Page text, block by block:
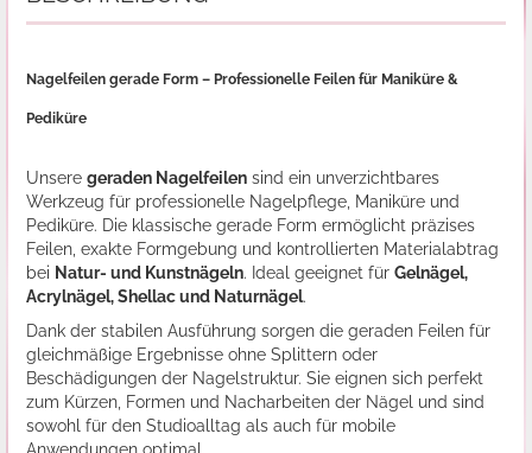
Nagelfeilen gerade Form – Professionelle Feilen für Maniküre &
Pediküre
Unsere geraden Nagelfeilen sind ein unverzichtbares
Werkzeug für professionelle Nagelpflege, Maniküre und
Pediküre. Die klassische gerade Form ermöglicht präzises
Feilen, exakte Formgebung und kontrollierten Materialabtrag
bei Natur- und Kunstnägeln. Ideal geeignet für Gelnägel,
Acrylnägel, Shellac und Naturnägel.
Dank der stabilen Ausführung sorgen die geraden Feilen für
gleichmäßige Ergebnisse ohne Splittern oder
Beschädigungen der Nagelstruktur. Sie eignen sich perfekt
zum Kürzen, Formen und Nacharbeiten der Nägel und sind
sowohl für den Studioalltag als auch für mobile